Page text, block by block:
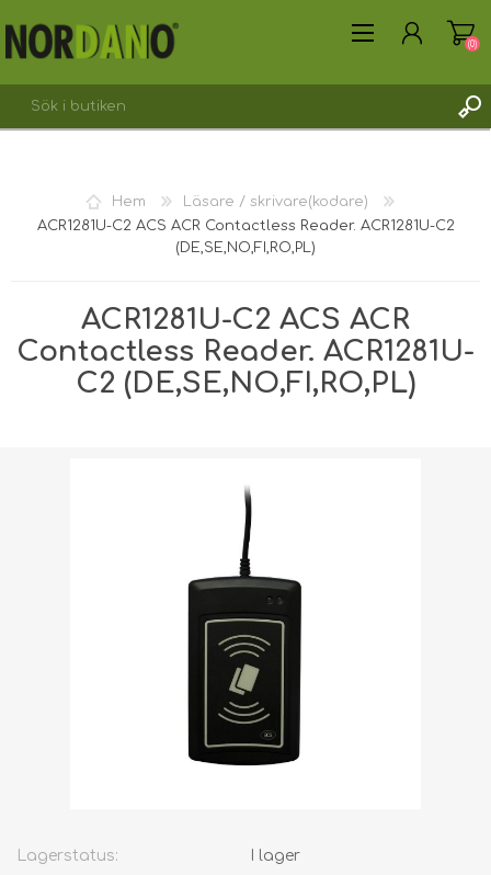
SKAPA KONTO
LOGGA IN
(0)
Hem
Läsare / skrivare(kodare)
ACR1281U-C2 ACS ACR Contactless Reader. ACR1281U-C2
(DE,SE,NO,FI,RO,PL)
ACR1281U-C2 ACS ACR
Contactless Reader. ACR1281U-
C2 (DE,SE,NO,FI,RO,PL)
Lagerstatus: I lager